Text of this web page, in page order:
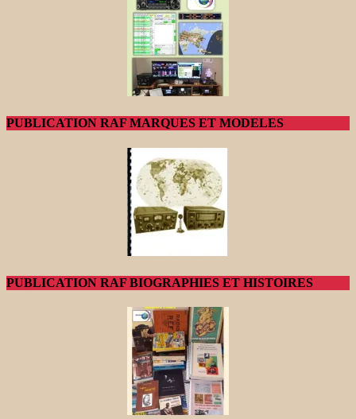
PUBLICATION RAF MARQUES ET MODELES
PUBLICATION RAF BIOGRAPHIES ET HISTOIRES